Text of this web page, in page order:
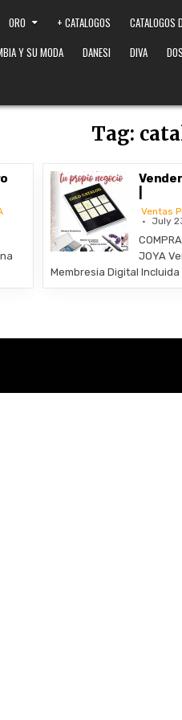
ORO + CATALOGOS CATALOGOS
Y SU MODA
DANESI DIVA
Tag:
Ventas
July
JOYA
Membresia Digital